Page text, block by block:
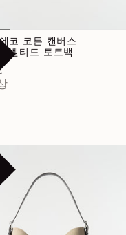
코 코튼 캔버스
벨티드 토트백